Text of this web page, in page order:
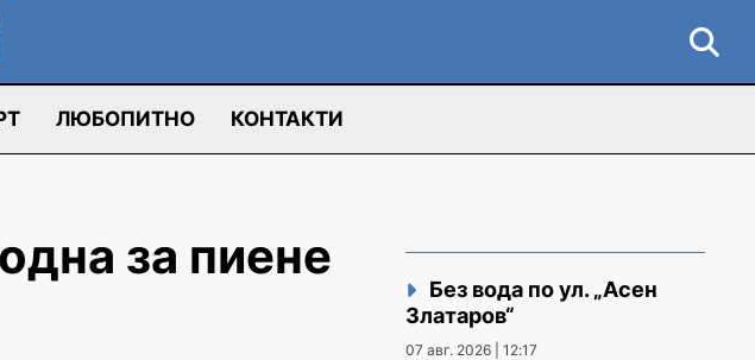
ЛЮБОПИТНО КОНТАКТИ
за пиене
Без вода по ул. „Асен
Златаров“
07 авг. 2026 | 12:17